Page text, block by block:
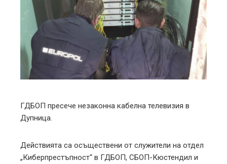
ГДБОП пресече незаконна кабелна телевизия в
Дупница.
Действията са осъществени от служители на отдел
„Киберпрестъпност“ в ГДБОП, СБОП-Кюстендил и